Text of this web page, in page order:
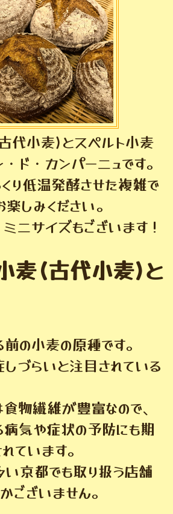
代小麦)とスペルト小麦
ド・カンパーニュです。
り低温発酵させた複雑で
しみください。
ニサイズもございます！
麦(古代小麦)と
の小麦の原種です。
づらいと注目されている
物繊維が豊富なので、
気や症状の予防にも期
ています。
京都でも取り扱う店舗
ございません。